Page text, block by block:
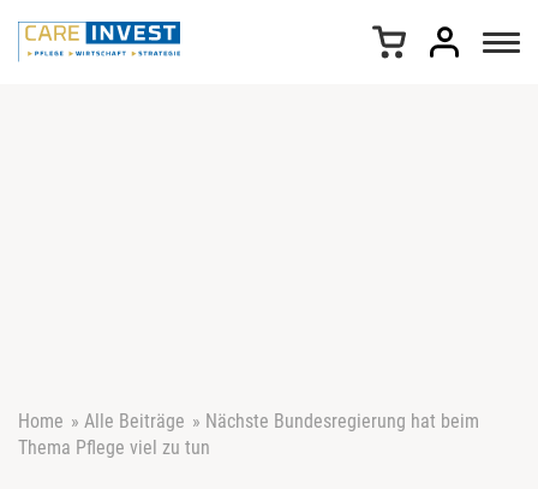
Home » Alle Beiträge » Nächste Bundesregierung hat beim
Thema Pflege viel zu tun